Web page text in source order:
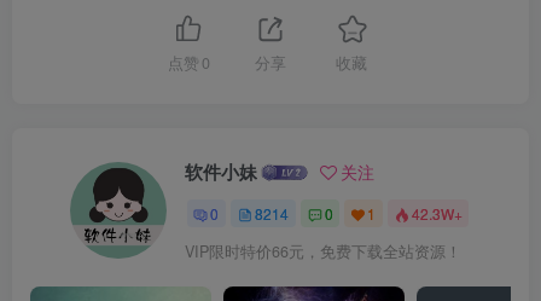
点赞 0 分享 收藏
软件小妹 关注
0 8214 0 1 42.3W+
VIP限时特价66元，免费下载全站资源！